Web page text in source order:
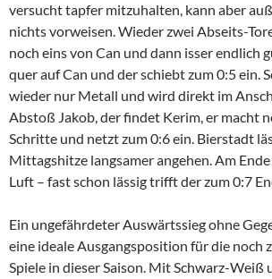
versucht tapfer mitzuhalten, kann aber
nichts vorweisen. Wieder zwei Abseits-
noch eins von Can und dann isser endlich
quer auf Can und der schiebt zum 0:5 ein.
wieder nur Metall und wird direkt im
Abstoß Jakob, der findet Kerim, er macht
Schritte und netzt zum 0:6 ein. Bierstadt
Mittagshitze langsamer angehen. Am
Luft – fast schon lässig trifft der zum 0:7
Ein ungefährdeter Auswärtssieg ohne
eine ideale Ausgangsposition für die noch
Spiele in dieser Saison. Mit Schwarz-Weiß